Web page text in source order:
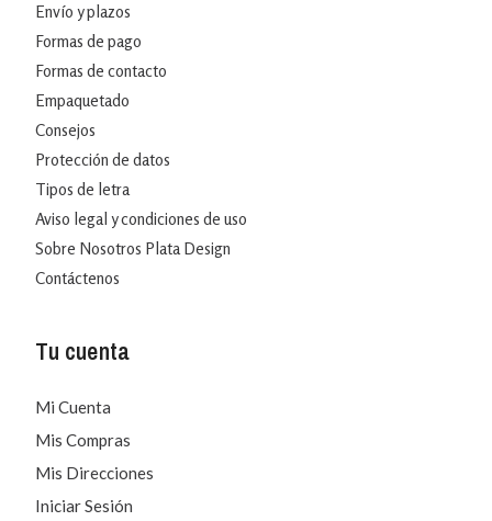
Envío y plazos
Formas de pago
Formas de contacto
Empaquetado
Consejos
Protección de datos
Tipos de letra
Aviso legal y condiciones de uso
Sobre Nosotros Plata Design
Contáctenos
Tu cuenta
Mi Cuenta
Mis Compras
Mis Direcciones
Iniciar Sesión